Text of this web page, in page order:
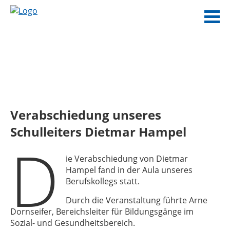
Verabschiedung unseres
Schulleiters Dietmar Hampel
D
ie Verabschiedung von Dietmar
Hampel fand in der Aula unseres
Berufskollegs statt.
Durch die Veranstaltung führte Arne
Dornseifer, Bereichsleiter für Bildungsgänge im
Sozial- und Gesundheitsbereich.